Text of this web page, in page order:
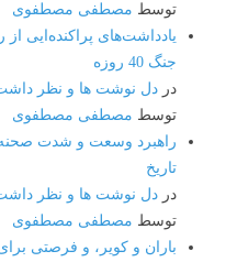
توسط مصطفی مصطفوی
یادداشت‌های پراکنده‌ایی
جنگ 40 روزه
در دل نوشت ها و نظر
توسط مصطفی مصطفوی
راهبرد وسعت و شدت
تاریخ
در دل نوشت ها و نظر
توسط مصطفی مصطفوی
باران و کویر، و فرصتی